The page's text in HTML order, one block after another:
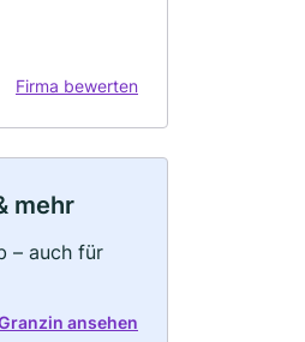
Firma bewerten
mehr
– auch für
ansehen